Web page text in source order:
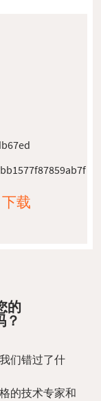
下载
的
？
们错过了什
的技术专家和